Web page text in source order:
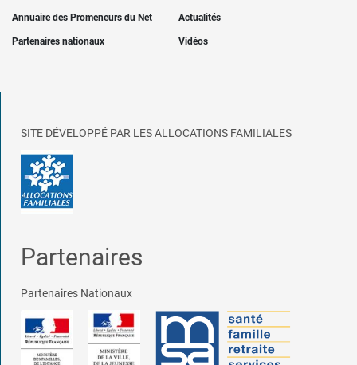
Annuaire des Promeneurs du Net Actualités
Partenaires nationaux Vidéos
SITE DÉVELOPPÉ PAR LES ALLOCATIONS FAMILIALES
Partenaires
Partenaires Nationaux